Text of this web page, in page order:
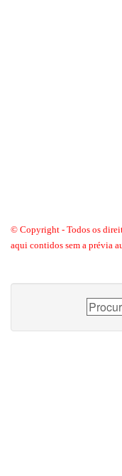
© Copyright - Todos os
aqui contidos sem a prévia